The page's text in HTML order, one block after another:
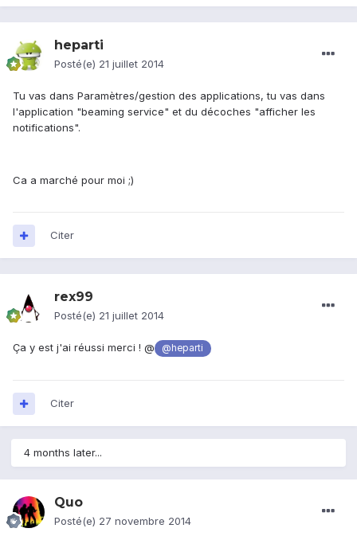
heparti
Posté(e) 21 juillet 2014
Tu vas dans Paramètres/gestion des applications, tu vas dans
l'application "beaming service" et du décoches "afficher les
notifications".
Ca a marché pour moi ;)
Citer
rex99
Posté(e) 21 juillet 2014
Ça y est j'ai réussi merci ! @ @heparti
Citer
4 months later...
Quo
Posté(e) 27 novembre 2014